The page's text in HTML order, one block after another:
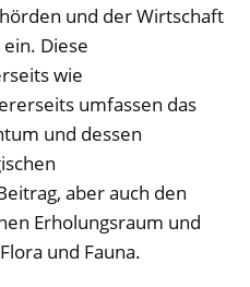
und der Wirtschaft
Diese
wie
umfassen das
und dessen
aber auch den
Erholungsraum und
und Fauna.